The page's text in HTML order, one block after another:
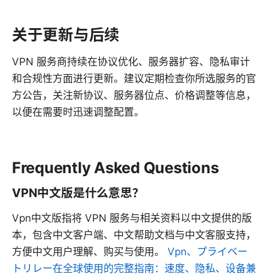
关于更新与后续
VPN 服务商持续在协议优化、服务器扩容、隐私审计
和合规性方面进行更新。建议定期检查你所选服务的官
方公告，关注新协议、服务器位点、价格调整等信息，
以便在需要时迅速调整配置。
Frequently Asked Questions
VPN中文版是什么意思？
Vpn中文版指将 VPN 服务与相关资料以中文提供的版
本，包含中文客户端、中文帮助文档与中文客服支持，
方便中文用户理解、购买与使用。 Vpn、プライベー
トリレー在全球使用的完整指南：速度、隐私、设备兼